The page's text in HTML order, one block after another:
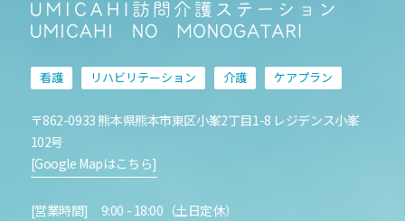
看護 リハビリテーション 介護 ケアプラン
〒862-0933 熊本県熊本市東区小峯2丁目1-8 レジデンス小峯
102号
[Google Mapはこちら]
[営業時間] 9:00 - 18:00（土日定休）